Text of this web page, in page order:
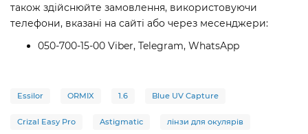
також здійснюйте замовлення, використовуючи
телефони, вказані на сайті або через месенджери:
050-700-15-00 Viber, Telegram, WhatsApp
Essilor ORMIX 1.6 Blue UV Capture
Crizal Easy Pro Astigmatic лінзи для окулярів